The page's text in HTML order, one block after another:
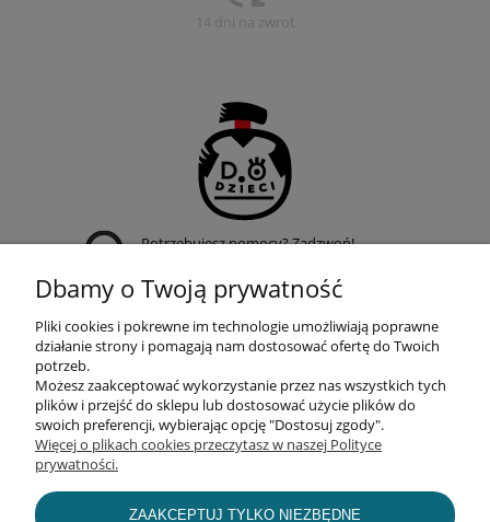
14 dni na zwrot
Potrzebujesz pomocy? Zadzwoń!
POMOC
Dbamy o Twoją prywatność
Pliki cookies i pokrewne im technologie umożliwiają poprawne
działanie strony i pomagają nam dostosować ofertę do Twoich
potrzeb.
Możesz zaakceptować wykorzystanie przez nas wszystkich tych
plików i przejść do sklepu lub dostosować użycie plików do
swoich preferencji, wybierając opcję "Dostosuj zgody".
Więcej o plikach cookies przeczytasz w naszej Polityce
prywatności.
ZAAKCEPTUJ TYLKO NIEZBĘDNE